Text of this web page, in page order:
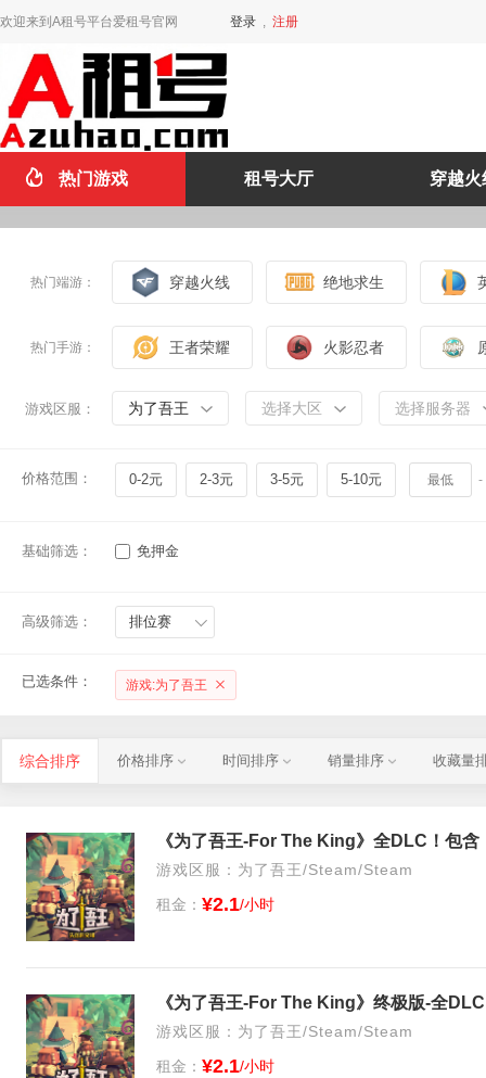
欢迎来到A租号平台爱租号官网 登录 , 注册
热门游戏 租号大厅 穿越火
热门端游： 穿越火线 绝地求生
热门手游： 王者荣耀 火影忍者
游戏区服： 为了吾王 选择大区 选择服务器
价格范围： 0-2元 2-3元 3-5元 5-10元 -
基础筛选： 免押金
高级筛选： 排位赛
已选条件： 游戏:为了吾王
综合排序 价格排序 时间排序 销量排序 收藏量
游戏区服：为了吾王/Steam/Steam
租金： ¥2.1/小时
《为了吾王-For The King》终极版-全
游戏区服：为了吾王/Steam/Steam
租金： ¥2.1/小时